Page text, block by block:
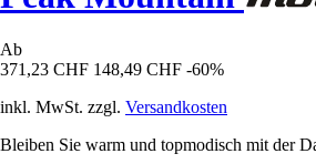
Ab
371,23 CHF 148,49 CHF -60%
inkl. MwSt. zzgl. Versandkosten
Bleiben Sie warm und topmodisch mit der